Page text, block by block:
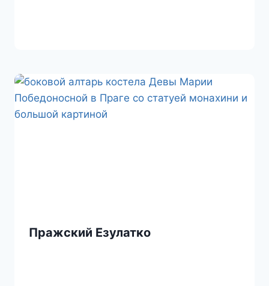
Пражский Езулатко